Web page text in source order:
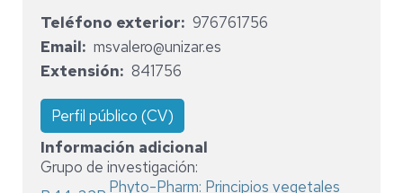
Teléfono exterior
976761756
Email
msvalero@unizar.es
Extensión
841756
Perfil público (CV)
Información adicional
Grupo de investigación:
Phyto-Pharm: Principios vegetales